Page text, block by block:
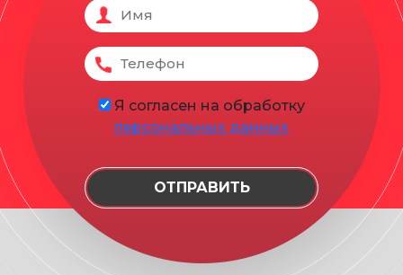
Я согласен на обработку
персональных данных